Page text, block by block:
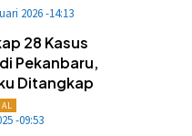
2026 -14:13
28 Kasus
Pekanbaru,
Ditangkap
-09:53